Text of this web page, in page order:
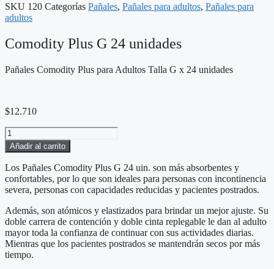
SKU 120 Categorías Pañales, Pañales para adultos, Pañales para
adultos
Comodity Plus G 24 unidades
Pañales Comodity Plus para Adultos Talla G x 24 unidades
$12.710
Comodity
Plus
G
24
unidades
cantidad
Añadir al carrito
Los Pañales Comodity Plus G 24 uin. son más absorbentes y
confortables, por lo que son ideales para personas con incontinencia
severa, personas con capacidades reducidas y pacientes postrados.
Además, son atómicos y elastizados para brindar un mejor ajuste. Su
doble carrera de contención y doble cinta replegable le dan al adulto
mayor toda la confianza de continuar con sus actividades diarias.
Mientras que los pacientes postrados se mantendrán secos por más
tiempo.